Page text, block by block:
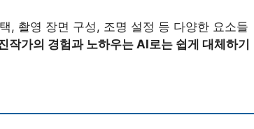
, 촬영 장면 구성, 조명 설정 등 다양한 요소들
작가의 경험과 노하우는 AI로는 쉽게 대체하기